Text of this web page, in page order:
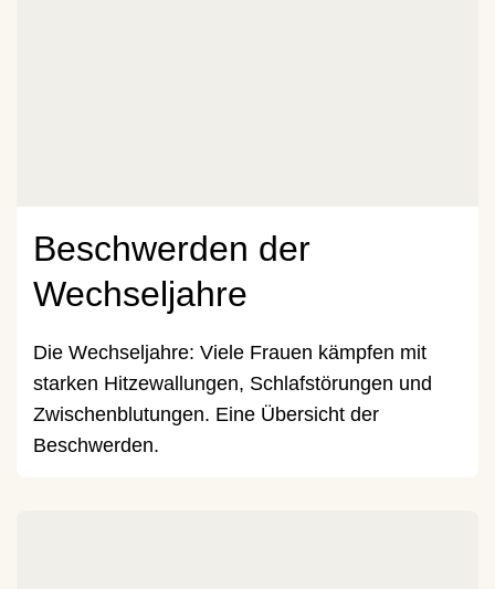
Beschwerden der
Wechseljahre
Die Wechseljahre: Viele Frauen kämpfen mit
starken Hitzewallungen, Schlafstörungen und
Zwischenblutungen. Eine Übersicht der
Beschwerden.